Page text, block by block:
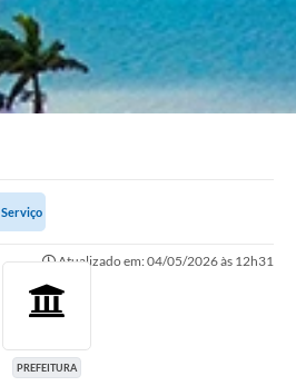
Serviço
Atualizado em: 04/05/2026 às 12h31
PREFEITURA